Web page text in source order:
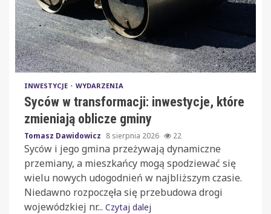
INWESTYCJE WYDARZENIA
Syców w transformacji: inwestycje, które
zmieniają oblicze gminy
Tomasz Dawidowicz 8 sierpnia 2026 22
Syców i jego gmina przeżywają dynamiczne
przemiany, a mieszkańcy mogą spodziewać się
wielu nowych udogodnień w najbliższym czasie.
Niedawno rozpoczęła się przebudowa drogi
wojewódzkiej nr... Czytaj dalej